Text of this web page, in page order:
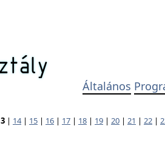
Általános
| 14| 15 | 16 | 17 | 18 | 19 | 20 | 21 | 22 |